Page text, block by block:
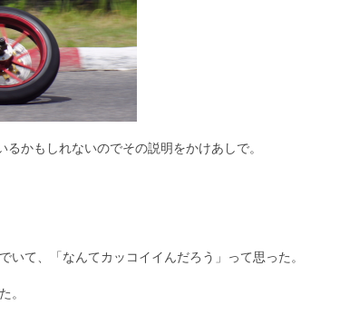
かもしれないのでその説明をかけあしで。
て、「なんてカッコイイんだろう」って思った。
。